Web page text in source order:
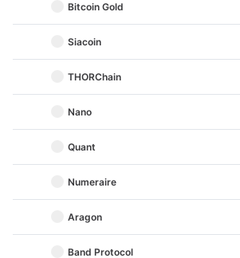
Bitcoin Gold
Siacoin
THORChain
Nano
Quant
Numeraire
Aragon
Band Protocol